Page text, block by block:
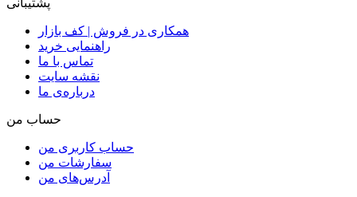
پشتیبانی
همکاری در فروش | کف بازار
راهنمایی خرید
تماس با ما
نقشه سایت
درباره‌ی ما
حساب من
حساب کاربری من
سفارشات من
آدرس‌های من